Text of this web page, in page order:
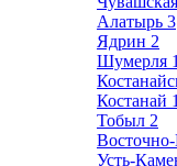
Алатырь 3
Ядрин 2
Шумерля 1
Костанай
Тобыл 2
Восточно-
Усть-